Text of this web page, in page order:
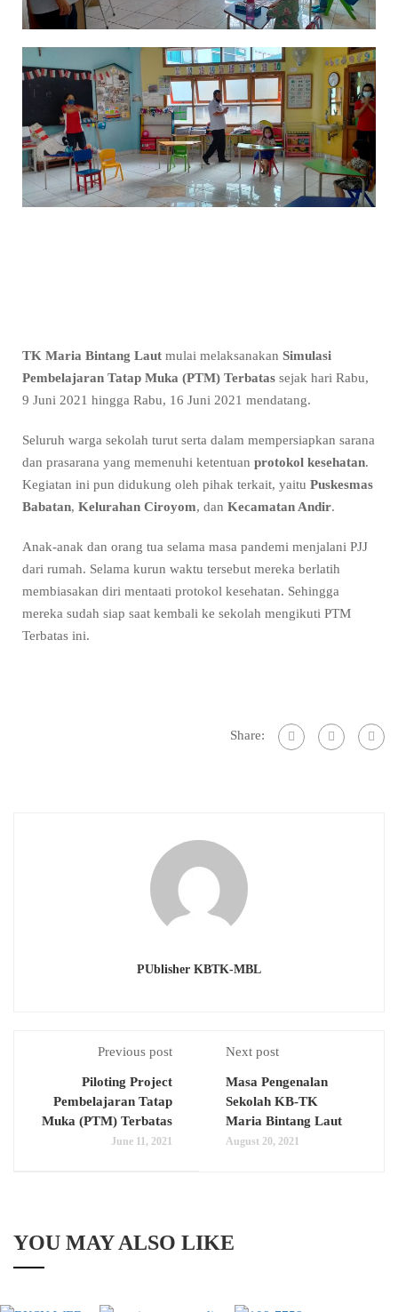
TK Maria Bintang Laut mulai melaksanakan Simulasi
Pembelajaran Tatap Muka (PTM) Terbatas sejak hari Rabu,
9 Juni 2021 hingga Rabu, 16 Juni 2021 mendatang.
Seluruh warga sekolah turut serta dalam mempersiapkan sarana
dan prasarana yang memenuhi ketentuan protokol kesehatan.
Kegiatan ini pun didukung oleh pihak terkait, yaitu Puskesmas
Babatan, Kelurahan Ciroyom, dan Kecamatan Andir.
Anak-anak dan orang tua selama masa pandemi menjalani PJJ
dari rumah. Selama kurun waktu tersebut mereka berlatih
membiasakan diri mentaati protokol kesehatan. Sehingga
mereka sudah siap saat kembali ke sekolah mengikuti PTM
Terbatas ini.
Share:
PUblisher KBTK-MBL
Previous post
Piloting Project
Pembelajaran Tatap
Muka (PTM) Terbatas
June 11, 2021
Next post
Masa Pengenalan
Sekolah KB-TK
Maria Bintang Laut
August 20, 2021
YOU MAY ALSO LIKE